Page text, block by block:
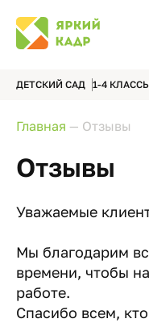
ДЕТСКИЙ САД 1-4
Главная — Отзывы
Отзывы
Уважаемые
Мы благодарим
времени, чтобы
работе.
Спасибо всем,